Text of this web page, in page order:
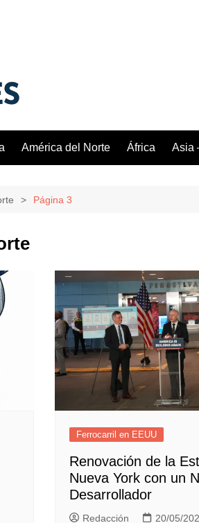
América del Norte África Asia
Página 3
Ferrocarril en EEUU
Renovación de la
Nueva York con un
Desarrollador
Redacción 20/05/